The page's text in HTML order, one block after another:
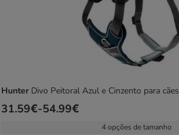
Hunter Divo Peitoral Azul e Cinzento para cães
Preço
31.59€-54.99€
4 opções de tamanho